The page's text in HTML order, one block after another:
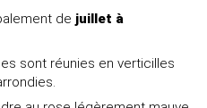
de juillet à
sont réunies en verticilles